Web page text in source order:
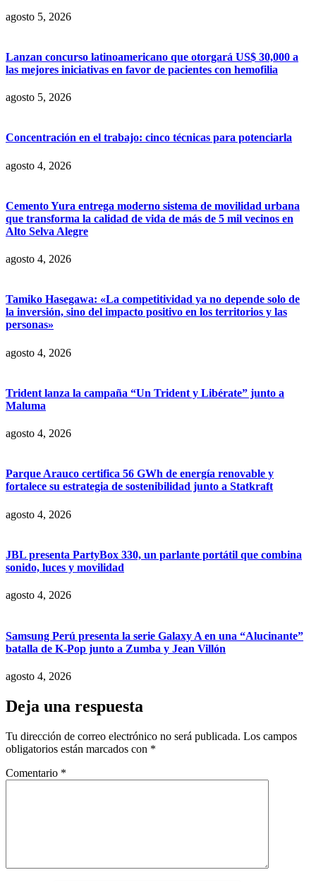
agosto 5, 2026
Lanzan concurso latinoamericano que otorgará US$ 30,000 a
las mejores iniciativas en favor de pacientes con hemofilia
agosto 5, 2026
Concentración en el trabajo: cinco técnicas para potenciarla
agosto 4, 2026
Cemento Yura entrega moderno sistema de movilidad urbana
que transforma la calidad de vida de más de 5 mil vecinos en
Alto Selva Alegre
agosto 4, 2026
Tamiko Hasegawa: «La competitividad ya no depende solo de
la inversión, sino del impacto positivo en los territorios y las
personas»
agosto 4, 2026
Trident lanza la campaña “Un Trident y Libérate” junto a
Maluma
agosto 4, 2026
Parque Arauco certifica 56 GWh de energía renovable y
fortalece su estrategia de sostenibilidad junto a Statkraft
agosto 4, 2026
JBL presenta PartyBox 330, un parlante portátil que combina
sonido, luces y movilidad
agosto 4, 2026
Samsung Perú presenta la serie Galaxy A en una “Alucinante”
batalla de K-Pop junto a Zumba y Jean Villón
agosto 4, 2026
Deja una respuesta
Tu dirección de correo electrónico no será publicada. Los campos
obligatorios están marcados con *
Comentario *